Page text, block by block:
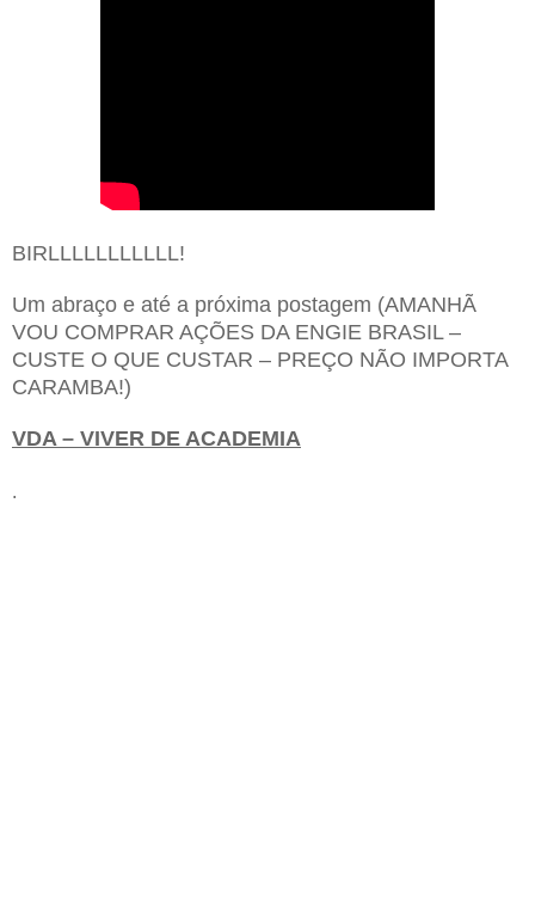
BIRLLLLLLLLLLL!
Um abraço e até a próxima postagem (AMANHÃ
VOU COMPRAR AÇÕES DA ENGIE BRASIL –
CUSTE O QUE CUSTAR – PREÇO NÃO IMPORTA
CARAMBA!)
VDA – VIVER DE ACADEMIA
.